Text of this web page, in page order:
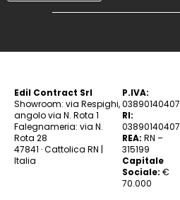
Edil Contract Srl
Showroom: via Respighi,
angolo via N. Rota 1
Falegnameria: via N.
Rota 28
47841 · Cattolica RN |
Italia
P.IVA:
03890140407
RI:
03890140407
REA: RN –
315199
Capitale
Sociale: €
70.000